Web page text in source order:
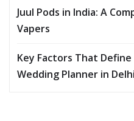
Juul Pods in India: A
Vapers
Key Factors That
Wedding Planner in Delhi